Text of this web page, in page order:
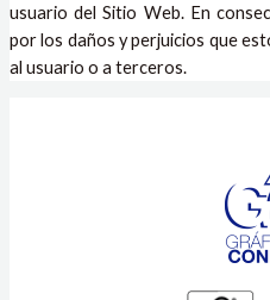
usuario del Sitio Web. En
por los daños y perjuicios que
al usuario o a terceros.